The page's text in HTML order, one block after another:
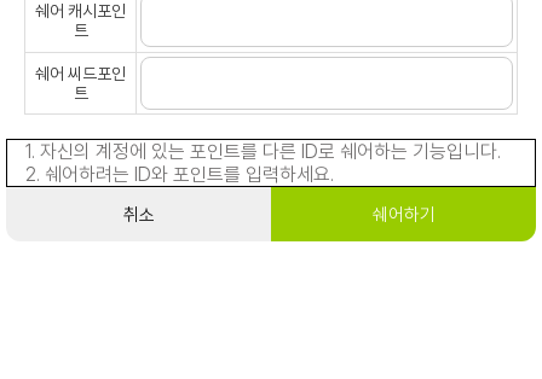
쉐어 캐시포인
트
쉐어 씨드포인
트
1. 자신의 계정에 있는 포인트를 다른 ID로 쉐어하는 기능입니다.
2. 쉐어하려는 ID와 포인트를 입력하세요.
취소 쉐어하기